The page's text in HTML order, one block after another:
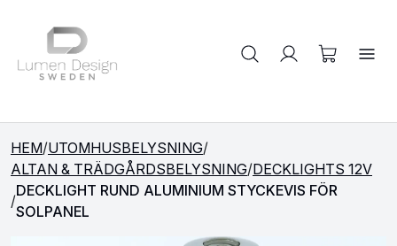
Sök på produkter
HEM/UTOMHUSBELYSNING/
ALTAN & TRÄDGÅRDSBELYSNING/DECKLIGHTS 12V
/
DECKLIGHT RUND ALUMINIUM STYCKEVIS FÖR
SOLPANEL